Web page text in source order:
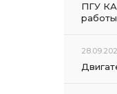
ПГУ
работы